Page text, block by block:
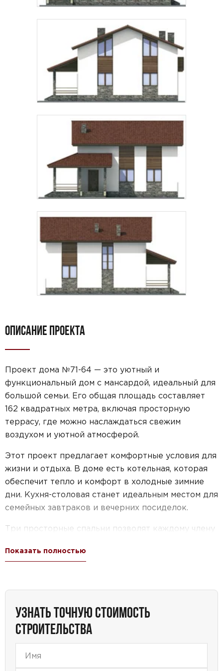
ОПИСАНИЕ ПРОЕКТА
Проект дома №71-64 — это уютный и
функциональный дом с мансардой, идеальный для
большой семьи. Его общая площадь составляет
162 квадратных метра, включая просторную
террасу, где можно наслаждаться свежим
воздухом и уютной атмосферой.
Этот проект предлагает комфортные условия для
жизни и отдыха. В доме есть котельная, которая
обеспечит тепло и комфорт в холодные зимние
дни. Кухня-столовая станет идеальным местом для
семейных завтраков и вечерних посиделок.
Три просторные спальни позволят каждому члену
Мансарда добавляет особый шарм этому дому,
семей, которые ценят простор, комфорт и
функциональность. Его площадь в 150-250
пространство для жизни и отдыха. Наличие
мансарды и террасы добавляет дополнительные
Показать полностью
УЗНАТЬ ТОЧНУЮ СТОИМОСТЬ
СТРОИТЕЛЬСТВА
Предпочтительный способ связи:
Звонок
Telegram MAX
согласие на обработку персональных данных
подтверждаю, что ознакомлен(а) с
обработки персональных данных.
Рассчитать стоимость